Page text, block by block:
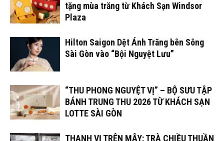
tặng mùa trăng từ Khách Sạn Windsor
Plaza
Hilton Saigon Dệt Ánh Trăng bên Sông
Sài Gòn vào “Bội Nguyệt Lưu”
“THU PHONG NGUYỆT VỊ” – BỘ SƯU TẬP
BÁNH TRUNG THU 2026 TỪ KHÁCH SẠN
LOTTE SÀI GÒN
THANH VỊ TRÊN MÂY: TRÀ CHIỀU THUẦN